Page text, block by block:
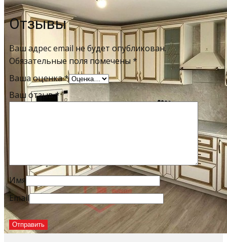
Отзывы
Ваш адрес email не будет опубликован.
Обязательные поля помечены *
Ваша оценка*
Ваш отзыв*
Имя
Email